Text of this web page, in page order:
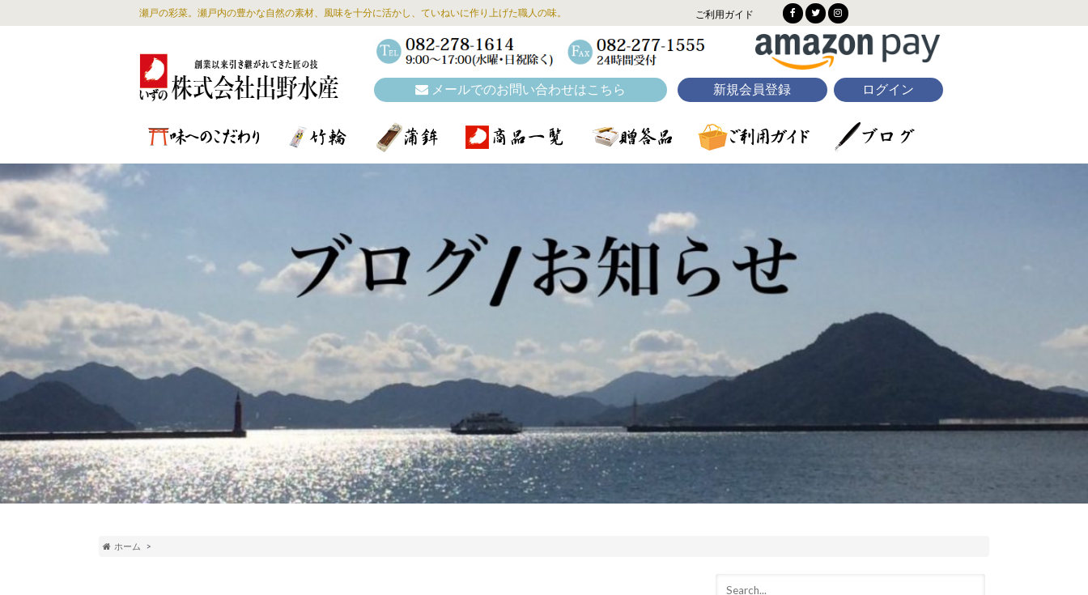
瀬戸の彩菜。瀬戸内の豊かな自然の素材、風味を十分に活かし、ていねいに作り上げた職人の味。 ご利用ガイド
メールでのお問い合わせはこちら 新規会員登録 ログイン
ホーム